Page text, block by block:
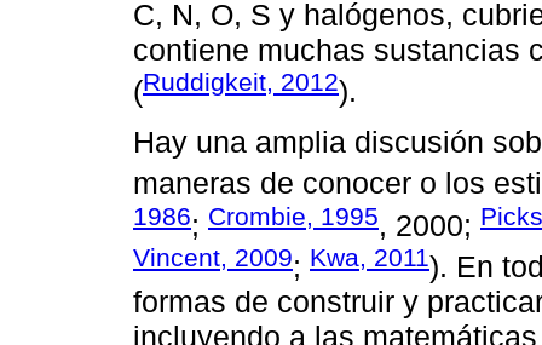
C, N, O, S y halógenos,
contiene muchas sustancias
(Ruddigkeit, 2012).
Hay una amplia discusión
maneras de conocer o los
1986; Crombie, 1995, 2000;
Vincent, 2009; Kwa, 2011). En
formas de construir y
incluyendo a las